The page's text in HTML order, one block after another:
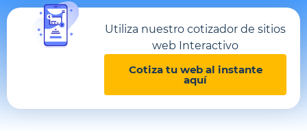
Utiliza nuestro cotizador de sitios
web Interactivo
Cotiza tu web al instante
aquí